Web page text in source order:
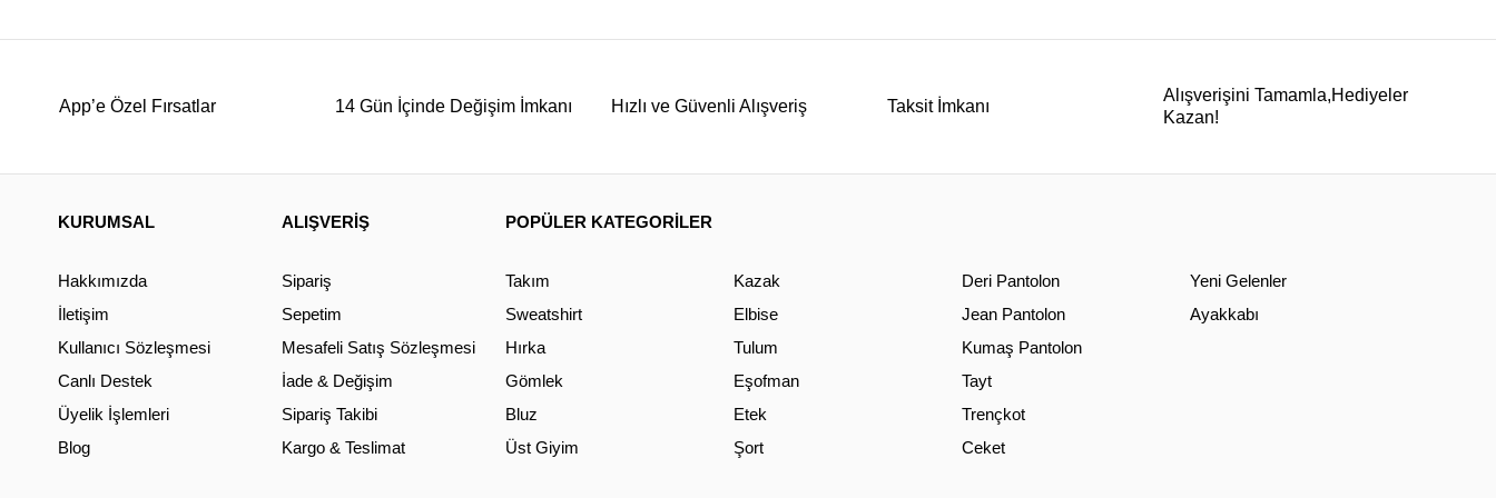
App’e Özel Fırsatlar 14 Gün İçinde Değişim İmkanı Hızlı ve Güvenli Alışveriş Taksit İmkanı
Alışverişini Tamamla,Hediyeler
Kazan!
KURUMSAL
Hakkımızda
İletişim
Kullanıcı Sözleşmesi
Canlı Destek
Üyelik İşlemleri
Blog
ALIŞVERİŞ
Sipariş
Sepetim
Mesafeli Satış Sözleşmesi
İade & Değişim
Sipariş Takibi
Kargo & Teslimat
POPÜLER KATEGORİLER
Takım
Sweatshirt
Hırka
Gömlek
Bluz
Üst Giyim
Kazak
Elbise
Tulum
Eşofman
Etek
Şort
Deri Pantolon
Jean Pantolon
Kumaş Pantolon
Tayt
Trençkot
Ceket
Yeni Gelenler
Ayakkabı